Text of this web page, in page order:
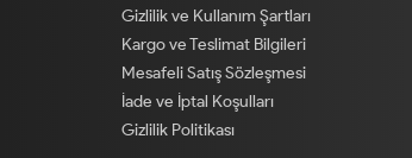
Gizlilik ve Kullanım Şartları
Kargo ve Teslimat Bilgileri
Mesafeli Satış Sözleşmesi
İade ve İptal Koşulları
Gizlilik Politikası